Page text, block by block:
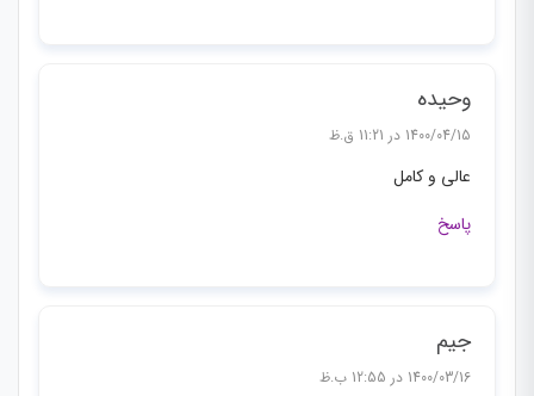
وحیده
1400/04/15 در 11:21 ق.ظ
عالی و کامل
پاسخ
جیم
1400/03/16 در 12:55 ب.ظ